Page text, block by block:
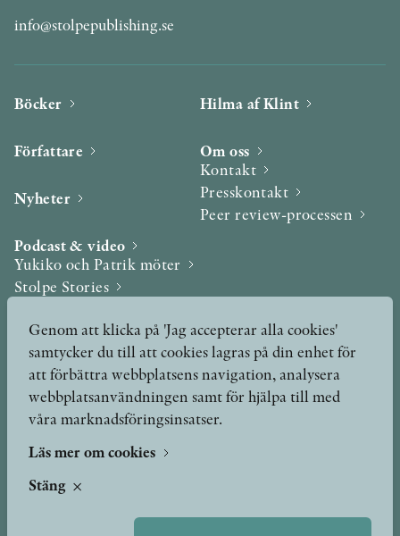
info@stolpepublishing.se
Böcker
Författare
Nyheter
Podcast & video
Yukiko och Patrik möter
Stolpe Stories
Utmärkelser & Format
Utmärkelser
Övriga format
Hilma af Klint
Om oss
Kontakt
Presskontakt
Peer review-processen
Genom att klicka på 'Jag accepterar alla cookies'
samtycker du till att cookies lagras på din enhet för
att förbättra webbplatsens navigation, analysera
webbplatsanvändningen samt för hjälpa till med
våra marknadsföringsinsatser.
Läs mer om cookies
Stäng